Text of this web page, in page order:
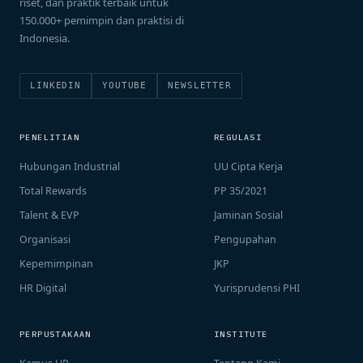
150.000+ pemimpin dan praktisi di
Indonesia.
LINKEDIN YOUTUBE NEWSLETTER
PENELITIAN
Hubungan Industrial
Total Rewards
Talent & EVP
Organisasi
Kepemimpinan
HR Digital
REGULASI
UU Cipta Kerja
PP 35/2021
Jaminan Sosial
Pengupahan
JKP
Yurisprudensi PHI
PERPUSTAKAAN INSTITUTE